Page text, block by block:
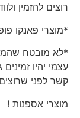
רוצים להזמין
*מוצרי פאנקו פופ
*לא מובטח
עצמי יהיו
קשר לפני
מוצרי אספנות !